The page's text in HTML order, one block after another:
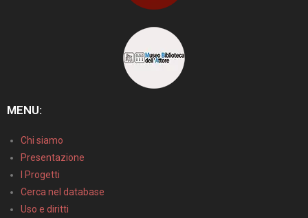
MENU:
Chi siamo
Presentazione
I Progetti
Cerca nel database
Uso e diritti